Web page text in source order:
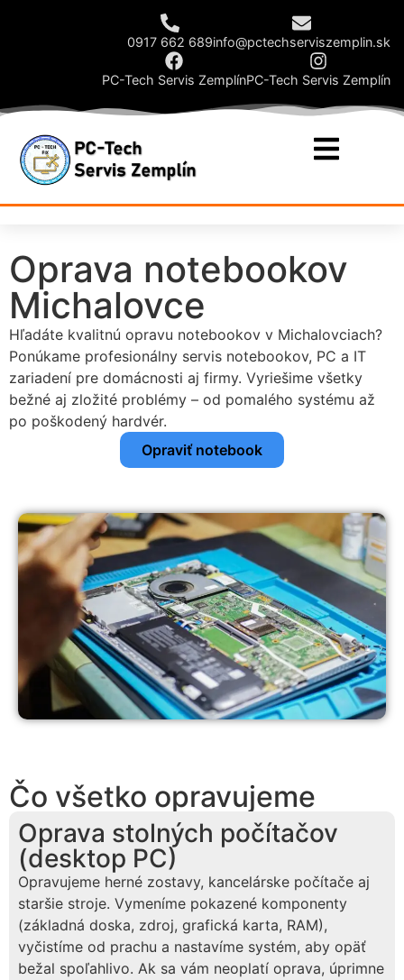
0917 662 689info@pctechserviszemplin.sk
PC-Tech Servis ZemplínPC-Tech Servis Zemplín
Oprava notebookov
Michalovce
Hľadáte kvalitnú opravu notebookov v Michalovciach?
Ponúkame profesionálny servis notebookov, PC a IT
zariadení pre domácnosti aj firmy. Vyriešime všetky
bežné aj zložité problémy – od pomalého systému až
po poškodený hardvér.
Opraviť notebook
Čo všetko opravujeme
Oprava stolných počítačov
(desktop PC)
Opravujeme herné zostavy, kancelárske počítače aj
staršie stroje. Vymeníme pokazené komponenty
(základná doska, zdroj, grafická karta, RAM),
vyčistíme od prachu a nastavíme systém, aby opäť
bežal spoľahlivo. Ak sa vám neoplatí oprava, úprimne